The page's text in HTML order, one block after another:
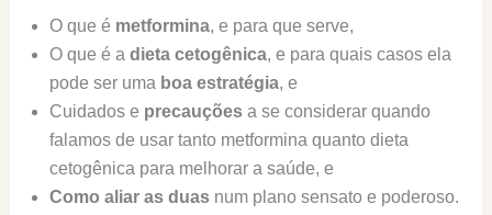
O que é metformina, e para que serve,
O que é a dieta cetogênica, e para quais casos ela
pode ser uma boa estratégia, e
Cuidados e precauçõesa se considerar quando
falamos de usar tanto metformina quanto dieta
cetogênica para melhorar a saúde, e
Como aliar as duasnum plano sensato e poderoso.